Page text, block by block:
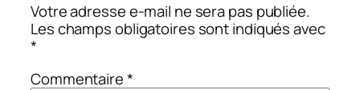
Votre adresse e-mail ne sera pas publiée.
Les champs obligatoires sont indiqués avec
*
Commentaire*